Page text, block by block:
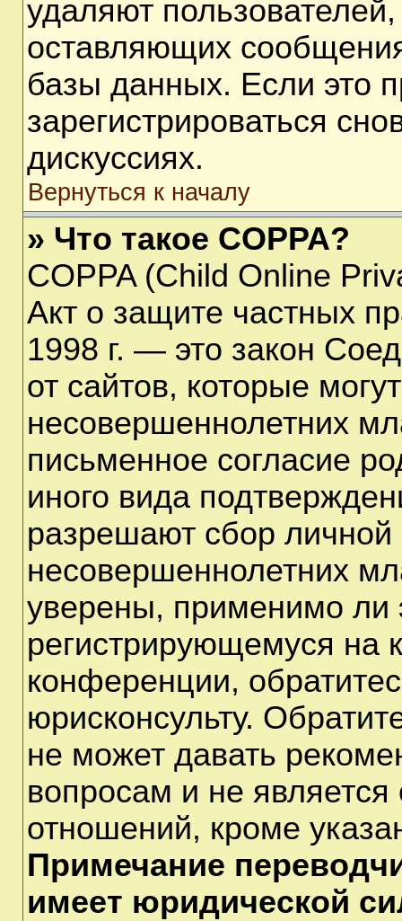
удаляют
оставляющих
базы данных. Если это
зарегистрироваться
дискуссиях.
Вернуться к началу
» Что такое COPPA?
COPPA (Child Online
Акт о защите частных
1998 г. — это закон
от сайтов, которые
несовершеннолетних
письменное согласие
иного вида
разрешают сбор
несовершеннолетних
уверены, применимо ли
регистрирующемуся на
конференции,
юрисконсульту.
не может давать
вопросам и не
отношений, кроме
Примечание
имеет юридической